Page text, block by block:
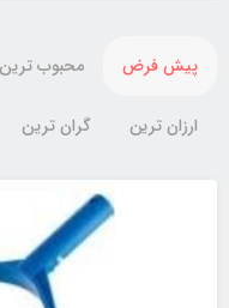
پیش فرض محبوب ترین
ارزان ترین گران ترین